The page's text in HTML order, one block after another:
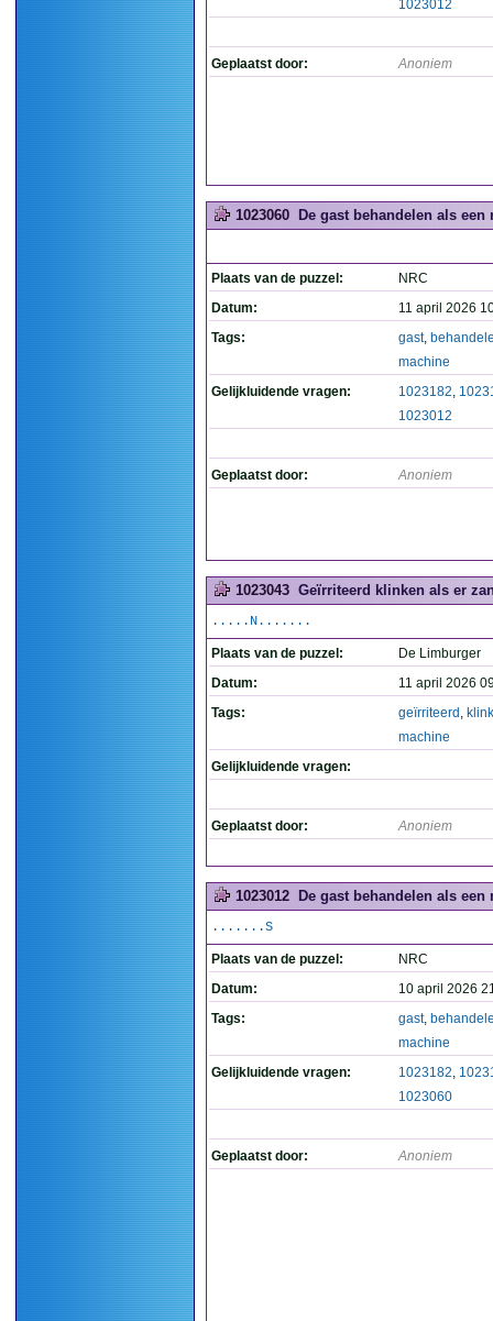
1023012
Geplaatst door: Anoniem
1023060 De gast behandelen als een
Plaats van de puzzel:
NRC
Datum:
11 april 2026
Tags:
gast,
machine
Gelijkluidende vragen:
1023182,
1023012
Geplaatst door: Anoniem
1023043 Geïrriteerd klinken als er
.....N.......
Plaats van de puzzel:
De Limburger
Datum:
11 april 2026
Tags:
geïrriteerd ,
machine
Gelijkluidende vragen:
Geplaatst door: Anoniem
1023012 De gast behandelen als een
.......S
Plaats van de puzzel:
NRC
Datum:
10 april 2026
Tags:
gast,
machine
Gelijkluidende vragen:
1023182,
1023060
Geplaatst door: Anoniem